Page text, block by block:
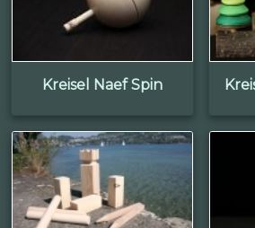
Kreisel Naef Spin